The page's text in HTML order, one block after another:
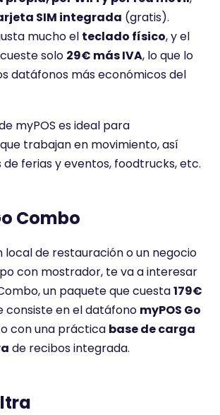
SIM integrada (gratis).
mucho el teclado físico, y el
solo 29€ más IVA, lo que lo
datáfonos más económicos del
myPOS es ideal para
trabajan en movimiento, así
ferias y eventos, foodtrucks, etc.
Combo
local de restauración o un negocio
con mostrador, te va a interesar
un paquete que cuesta179€
consiste en el datáfono myPOS Go
con una práctica base de carga
de recibos integrada.